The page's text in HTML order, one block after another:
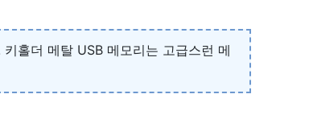
홀더 메탈 USB 메모리는 고급스런 메